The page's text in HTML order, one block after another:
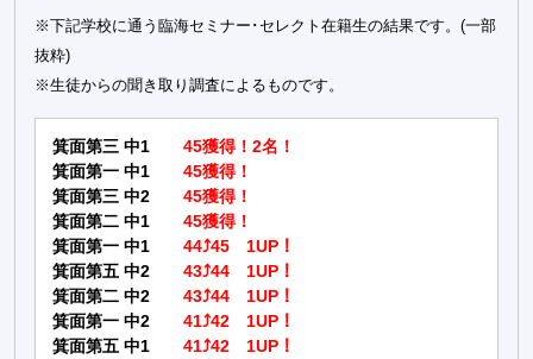
※下記学校に通う臨海セミナー･セレクト在籍生の結果です。(一部
抜粋)
※生徒からの聞き取り調査によるものです。
箕面第三 中1
45獲得！2名！
箕面第一 中1
45獲得！
箕面第三 中2
45獲得！
箕面第二 中1
45獲得！
箕面第一 中1
44⤴45 1UP！
箕面第五 中2
43⤴44 1UP！
箕面第二 中2
43⤴44 1UP！
箕面第一 中2
41⤴42 1UP！
箕面第五 中1
41⤴42 1UP！